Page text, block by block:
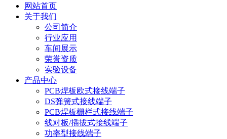
网站首页
关于我们
公司简介
行业应用
车间展示
荣誉资质
实验设备
产品中心
PCB焊板欧式接线端子
DS弹簧式接线端子
PCB焊板栅栏式接线端子
线对板/插拔式接线端子
功率型接线端子